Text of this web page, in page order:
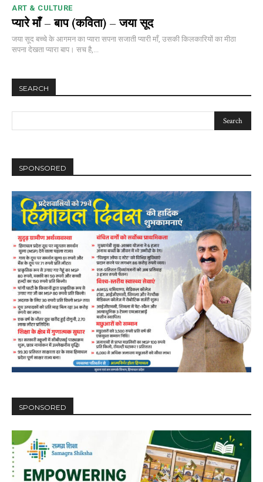
DAILY NEWS BULLETIN
Video
Player
00:00 12:27
ART & CULTURE
प्यारे माँ – बाप (कविता) – जया सूद
जया सूद बच्चे के आगमन का प्यारा सपना सजाती प्यारी माँ, उसकी किलकारियों का मीठा
सपना देखता प्यारा बाप। सच है,...
SEARCH
SPONSORED
SPONSORED